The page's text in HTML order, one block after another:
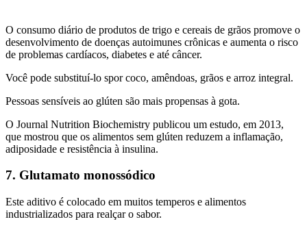
O consumo diário de produtos de trigo e cereais de grãos promove o
desenvolvimento de doenças autoimunes crônicas e aumenta o risco
de problemas cardíacos, diabetes e até câncer.
Você pode substituí-lo spor coco, amêndoas, grãos e arroz integral.
Pessoas sensíveis ao glúten são mais propensas à gota.
O Journal Nutrition Biochemistry publicou um estudo, em 2013,
que mostrou que os alimentos sem glúten reduzem a inflamação,
adiposidade e resistência à insulina.
7. Glutamato monossódico
Este aditivo é colocado em muitos temperos e alimentos
industrializados para realçar o sabor.